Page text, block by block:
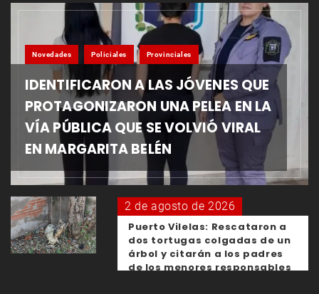
Novedades Policiales Provinciales
IDENTIFICARON A LAS JÓVENES QUE
PROTAGONIZARON UNA PELEA EN LA
VÍA PÚBLICA QUE SE VOLVIÓ VIRAL
EN MARGARITA BELÉN
2 de agosto de 2026
Puerto Vilelas: Rescataron a
dos tortugas colgadas de un
árbol y citarán a los padres
de los menores responsables